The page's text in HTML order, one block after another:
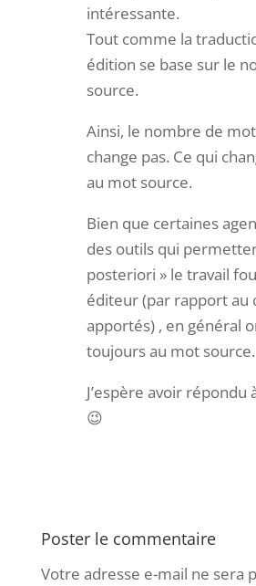
intéressante.
Tout comme la
édition se base sur le
source.
Ainsi, le nombre de
change pas. Ce qui
au mot source.
Bien que certaines
des outils qui
posteriori » le travail
éditeur (par rapport au
apportés) , en général
toujours au mot source.
J’espère avoir
😉
Poster le commentaire
Votre adresse e-mail ne sera